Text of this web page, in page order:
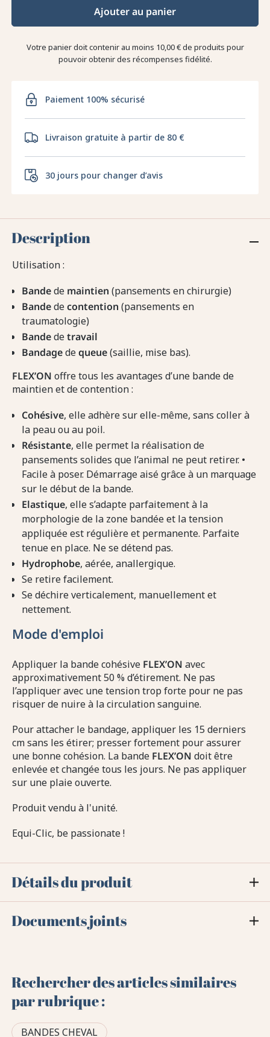
Ajouter au panier
Votre panier doit contenir au moins 10,00 € de produits pour
pouvoir obtenir des récompenses fidélité.
Paiement 100% sécurisé
Livraison gratuite à partir de 80 €
30 jours pour changer d’avis
Description
Utilisation :
Bandede maintien (pansements en chirurgie)
Bandedecontention (pansements en
traumatologie)
Bandedetravail
Bandagedequeue(saillie, mise bas).
FLEX’ON offre tous les avantages d’une bande de
maintien et de contention :
Cohésive, elle adhère sur elle-même, sans coller à
la peau ou au poil.
Résistante, elle permet la réalisation de
pansements solides que l’animal ne peut retirer. •
Facile à poser. Démarrage aisé grâce à un marquage
sur le début de la bande.
Elastique, elle s’adapte parfaitement à la
morphologie de la zone bandée et la tension
appliquée est régulière et permanente. Parfaite
tenue en place. Ne se détend pas.
Hydrophobe, aérée, anallergique.
Se retire facilement.
Se déchire verticalement, manuellement et
nettement.
Mode d'emploi
Appliquer la bande cohésive FLEX’ON avec
approximativement 50 % d’étirement. Ne pas
l’appliquer avec une tension trop forte pour ne pas
risquer de nuire à la circulation sanguine.
Pour attacher le bandage, appliquer les 15 derniers
cm sans les étirer; presser fortement pour assurer
une bonne cohésion. La bande FLEX’ON doit être
enlevée et changée tous les jours. Ne pas appliquer
sur une plaie ouverte.
Produit vendu à l'unité.
Equi-Clic, be passionate !
Détails du produit
Documents joints
Rechercher des articles similaires
par rubrique :
BANDES CHEVAL